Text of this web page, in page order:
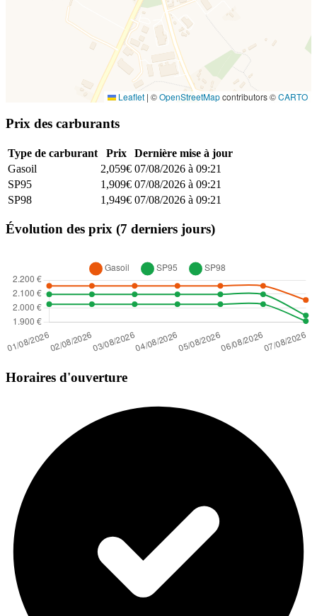
Leaflet | ©OpenStreetMapcontributors ©CARTO
Prix des carburants
Type de carburant Prix
Dernière mise à jour
Gasoil
2,059€ 07/08/2026 à 09:21
SP95
1,909€ 07/08/2026 à 09:21
SP98
1,949€ 07/08/2026 à 09:21
Évolution des prix (7 derniers jours)
Horaires d'ouverture